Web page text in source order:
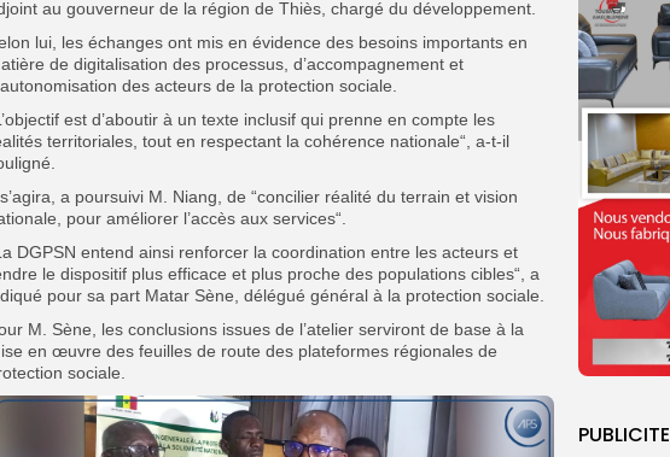
PUBLICITE
au gouverneur de la région de Thiès, chargé du développement.
lui, les échanges ont mis en évidence des besoins importants en
de digitalisation des processus, d’accompagnement et
des acteurs de la protection sociale.
est d’aboutir à un texte inclusif qui prenne en compte les
territoriales, tout en respectant la cohérence nationale“, a-t-il
a poursuivi M. Niang, de “concilier réalité du terrain et vision
pour améliorer l’accès aux services“.
DGPSN entend ainsi renforcer la coordination entre les acteurs et
le dispositif plus efficace et plus proche des populations cibles“, a
pour sa part Matar Sène, délégué général à la protection sociale.
M. Sène, les conclusions issues de l’atelier serviront de base à la
en œuvre des feuilles de route des plateformes régionales de
sociale.